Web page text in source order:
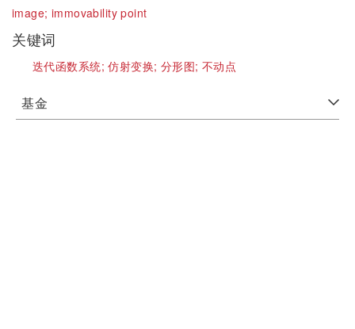
image; immovability point
关键词
迭代函数系统;仿射变换; 分形图;不动点
基金